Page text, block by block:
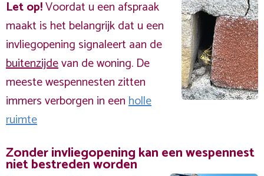
Let op!Voordat u een afspraak
maakt is het belangrijk dat u een
invliegopening signaleert aan de
buitenzijdevan de woning. De
meeste wespennesten zitten
immers verborgen in eenholle
ruimte
Zonder invliegopening kan een wespennest
niet bestreden worden